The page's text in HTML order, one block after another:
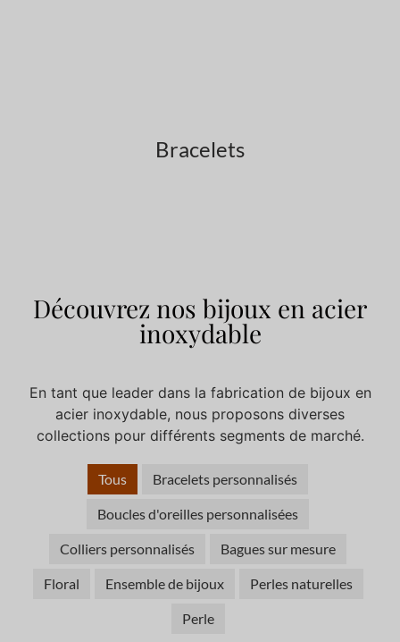
Bracelets
Découvrez nos bijoux en acier
inoxydable
En tant que leader dans la fabrication de bijoux en
acier inoxydable, nous proposons diverses
collections pour différents segments de marché.
Tous Bracelets personnalisés
Boucles d'oreilles personnalisées
Colliers personnalisés Bagues sur mesure
Floral Ensemble de bijoux Perles naturelles
Perle